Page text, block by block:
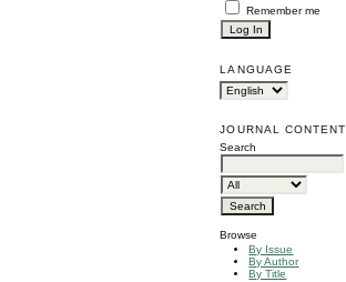
Remember me
LANGUAGE
JOURNAL CONTENT
Search
Browse
By Issue
By Author
By Title